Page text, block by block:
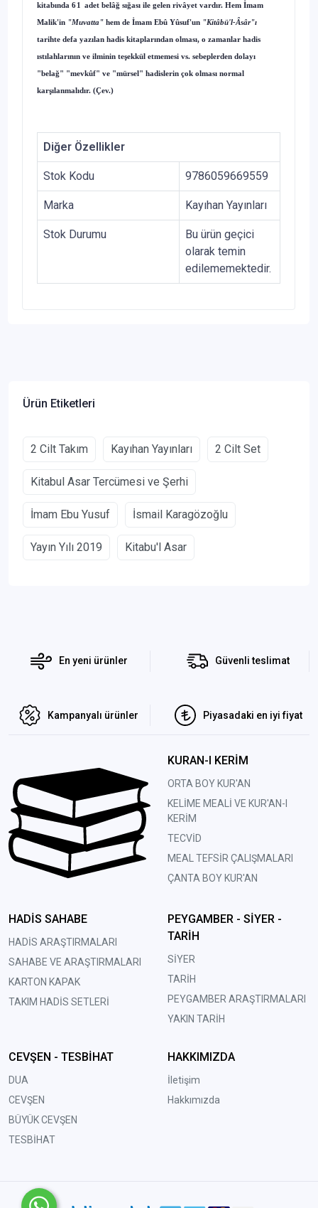
kitabında 61 adet belâğ sığası ile gelen rivâyet vardır. Hem İmam
Malik'in "Muvatta" hem de İmam Ebû Yûsuf'un "Kitâbü'l-Âsâr"ı
tarihte defa yazılan hadis kitaplarından olması, o zamanlar hadis
ıstılahlarının ve ilminin teşekkül etmemesi vs. sebeplerden dolayı
"belağ" "mevkûf" ve "mürsel" hadislerin çok olması normal
karşılanmalıdır. (Çev.)
Diğer Özellikler
Stok Kodu 9786059669559
Marka Kayıhan Yayınları
Stok Durumu
Bu ürün geçici
olarak temin
edilememektedir.
Ürün Etiketleri
2 Cilt Takım Kayıhan Yayınları 2 Cilt Set
Kitabul Asar Tercümesi ve Şerhi
İmam Ebu Yusuf İsmail Karagözoğlu
Yayın Yılı 2019 Kitabu'l Asar
En yeni ürünler Güvenli teslimat
Kampanyalı ürünler Piyasadaki en iyi fiyat
KURAN-I KERİM
ORTA BOY KUR'AN
KELİME MEALİ VE KUR'AN-I
KERİM
TECVİD
MEAL TEFSİR ÇALIŞMALARI
ÇANTA BOY KUR'AN
HADİS SAHABE
HADİS ARAŞTIRMALARI
SAHABE VE ARAŞTIRMALARI
KARTON KAPAK
TAKIM HADİS SETLERİ
PEYGAMBER - SİYER -
TARİH
SİYER
TARİH
PEYGAMBER ARAŞTIRMALARI
YAKIN TARİH
CEVŞEN - TESBİHAT
DUA
CEVŞEN
BÜYÜK CEVŞEN
TESBİHAT
HAKKIMIZDA
İletişim
Hakkımızda